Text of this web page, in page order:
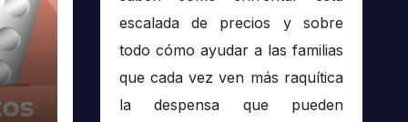
escalada de precios y sobre
todo cómo ayudar a las familias
que cada vez ven más raquítica
la despensa que pueden